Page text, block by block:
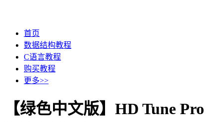
首页
数据结构教程
C语言教程
购买教程
更多>>
【绿色中文版】HD Tune Pro